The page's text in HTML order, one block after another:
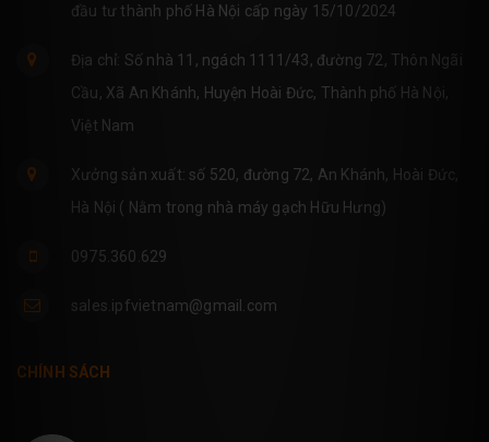
đầu tư thành phố Hà Nội cấp ngày 15/10/2024
Địa chỉ: Số nhà 11, ngách 1111/43, đường 72, Thôn Ngãi
Cầu, Xã An Khánh, Huyện Hoài Đức, Thành phố Hà Nội,
Việt Nam
Xưởng sản xuất: số 520, đường 72, An Khánh, Hoài Đức,
Hà Nội ( Nằm trong nhà máy gạch Hữu Hưng)
0975.360.629
sales.ipfvietnam@gmail.com
CHÍNH SÁCH